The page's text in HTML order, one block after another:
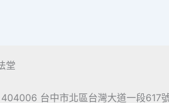
堂
台中市北區台灣大道一段617